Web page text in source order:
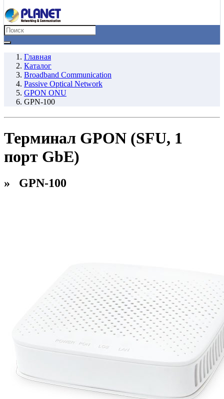
Главная
Каталог
Broadband Communication
Passive Optical Network
GPON ONU
GPN-100
Терминал GPON (SFU, 1
порт GbE)
» GPN-100